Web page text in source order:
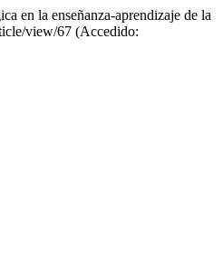
en la enseñanza-aprendizaje de la
view/67 (Accedido: